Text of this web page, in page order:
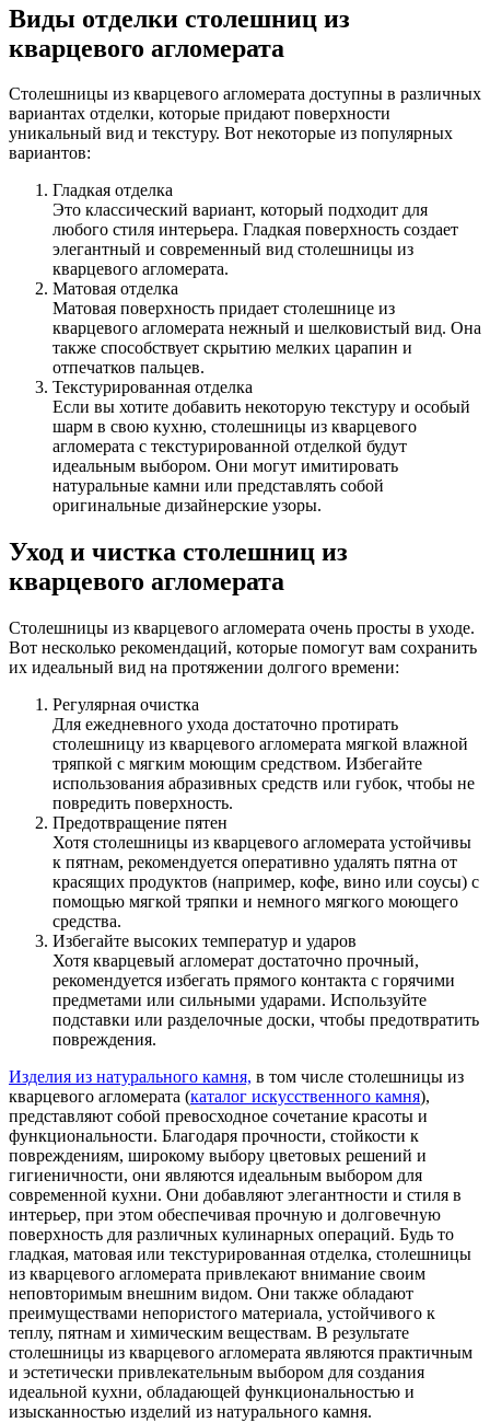
Виды отделки столешниц из
кварцевого агломерата
Столешницы из кварцевого агломерата доступны в различных
вариантах отделки, которые придают поверхности
уникальный вид и текстуру. Вот некоторые из популярных
вариантов:
Гладкая отделка
Это классический вариант, который подходит для
любого стиля интерьера. Гладкая поверхность создает
элегантный и современный вид столешницы из
кварцевого агломерата.
Матовая отделка
Матовая поверхность придает столешнице из
кварцевого агломерата нежный и шелковистый вид. Она
также способствует скрытию мелких царапин и
отпечатков пальцев.
Текстурированная отделка
Если вы хотите добавить некоторую текстуру и особый
шарм в свою кухню, столешницы из кварцевого
агломерата с текстурированной отделкой будут
идеальным выбором. Они могут имитировать
натуральные камни или представлять собой
оригинальные дизайнерские узоры.
Уход и чистка столешниц из
кварцевого агломерата
Столешницы из кварцевого агломерата очень просты в уходе.
Вот несколько рекомендаций, которые помогут вам сохранить
их идеальный вид на протяжении долгого времени:
Регулярная очистка
Для ежедневного ухода достаточно протирать
столешницу из кварцевого агломерата мягкой влажной
тряпкой с мягким моющим средством. Избегайте
использования абразивных средств или губок, чтобы не
повредить поверхность.
Предотвращение пятен
Хотя столешницы из кварцевого агломерата устойчивы
к пятнам, рекомендуется оперативно удалять пятна от
красящих продуктов (например, кофе, вино или соусы) с
помощью мягкой тряпки и немного мягкого моющего
средства.
Избегайте высоких температур и ударов
Хотя кварцевый агломерат достаточно прочный,
рекомендуется избегать прямого контакта с горячими
предметами или сильными ударами. Используйте
подставки или разделочные доски, чтобы предотвратить
повреждения.
Изделия из натурального камня, в том числе столешницы из
кварцевого агломерата (каталог искусственного камня),
представляют собой превосходное сочетание красоты и
функциональности. Благодаря прочности, стойкости к
повреждениям, широкому выбору цветовых решений и
гигиеничности, они являются идеальным выбором для
современной кухни. Они добавляют элегантности и стиля в
интерьер, при этом обеспечивая прочную и долговечную
поверхность для различных кулинарных операций. Будь то
гладкая, матовая или текстурированная отделка, столешницы
из кварцевого агломерата привлекают внимание своим
неповторимым внешним видом. Они также обладают
преимуществами непористого материала, устойчивого к
теплу, пятнам и химическим веществам. В результате
столешницы из кварцевого агломерата являются практичным
и эстетически привлекательным выбором для создания
идеальной кухни, обладающей функциональностью и
изысканностью изделий из натурального камня.